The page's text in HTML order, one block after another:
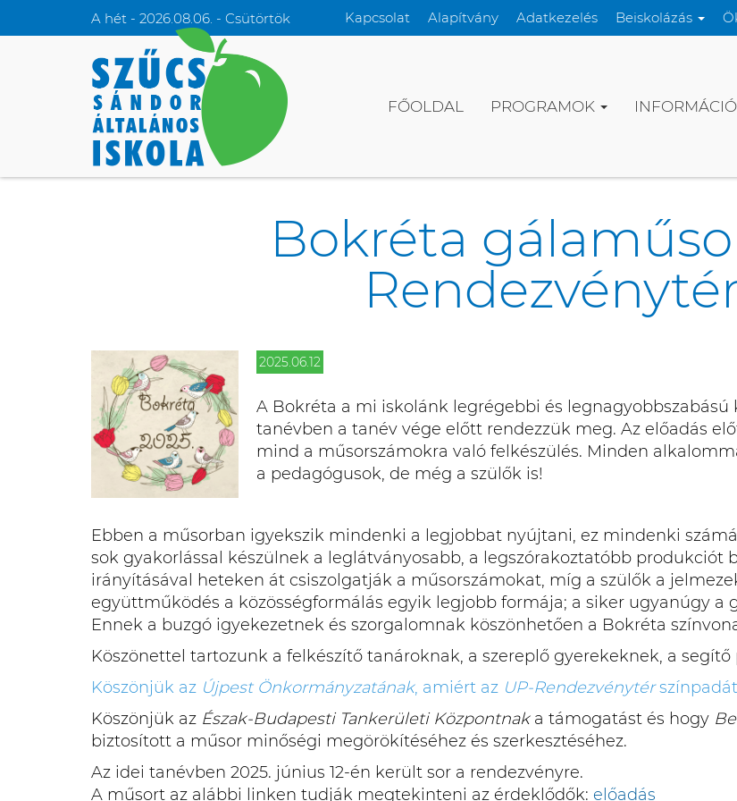
A hét - 2026.08.06. - Csütörtök Kapcsolat Alapítvány Adatkezelés Beiskolázás
FŐOLDAL PROGRAMOK
Bokréta
2025.06.12
A Bokréta a mi iskolánk legrégebbi és
tanévben a tanév vége előtt rendezzük meg. Az előadás
mind a műsorszámokra való felkészülés. Minden
a pedagógusok, de még a szülők is!
Ebben a műsorban igyekszik mindenki a legjobbat nyújtani, ez mindenki
sok gyakorlással készülnek a leglátványosabb, a legszórakoztatóbb produkciót
irányításával heteken át csiszolgatják a műsorszámokat, míg a szülők a
együttműködés a közösségformálás egyik legjobb formája; a siker ugyanúgy a
Ennek a buzgó igyekezetnek és szorgalomnak köszönhetően a Bokréta
Köszönettel tartozunk a felkészítő tanároknak, a szereplő gyerekeknek, a
Köszönjük az Újpest Önkormányzatának, amiért az UP-Rendezvénytér
Köszönjük az Észak-Budapesti Tankerületi Központnaka támogatást és hogy
biztosított a műsor minőségi megörökítéséhez és szerkesztéséhez.
Az idei tanévben 2025. június 12-én került sor a rendezvényre.
A műsort az alábbi linken tudják megtekinteni az érdeklődők: előadás